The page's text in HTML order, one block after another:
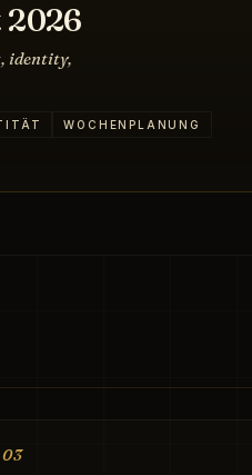
2026
identity,
WOCHENPLANUNG
03